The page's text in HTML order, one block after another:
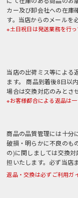
カー及び卸会社への在庫
す。当店からのメールを
※土日祝日は発送業務を行っ
当店の出荷ミス等による
ます。 商品到着後8日以
場合は交換対応のみとさ
※お客様都合による返品は一
商品の品質管理には十分
破損・明らかに不良のも
の)に関しましては交換
担いたします。必ず当店
返品・交換は必ずご利用ガ